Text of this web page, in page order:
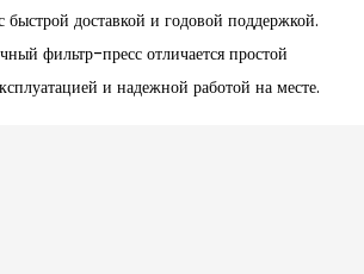
быстрой доставкой и годовой поддержкой.
фильтр-пресс отличается простой
и надежной работой на месте.